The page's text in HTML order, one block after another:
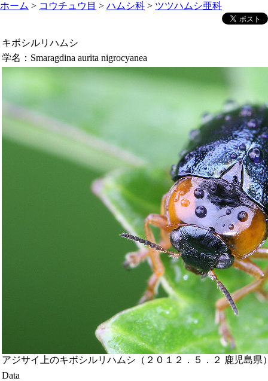
ホーム > コウチュウ目 > ハムシ科 > ツツハムシ亜科
キボシルリハムシ
学名： Smaragdina aurita nigrocyanea
アジサイ上のキボシルリハムシ（２０１２．５．２ 鹿児島県
Data